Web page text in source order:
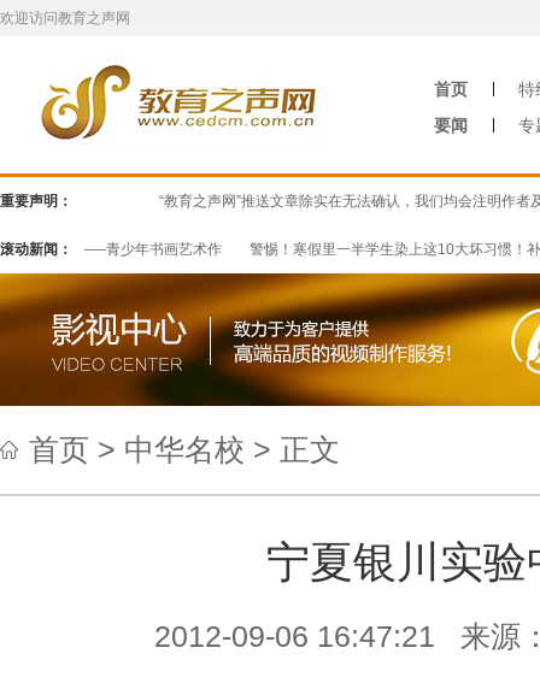
欢迎访问教育之声网
首页
特
要闻
专
重要声明： “教育之声网”推送文章除实在无法确认，我们均会注明作者及来
滚动新闻：
吧少年——青少年书画艺术作 警惕！寒假里一半学生染上这10大坏习惯！补
首页 > 中华名校 > 正文
宁夏银川实验
2012-09-06 16:47:21 来源